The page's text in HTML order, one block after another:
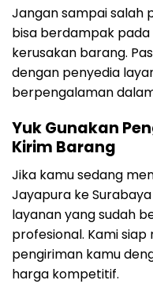
Jangan sampai salah
bisa berdampak
kerusakan barang.
dengan penyedia
berpengalaman
Yuk Gunakan
Kirim Barang
Jika kamu sedang
Jayapura ke
layanan yang sudah
profesional. Kami
pengiriman kamu
harga kompetitif.